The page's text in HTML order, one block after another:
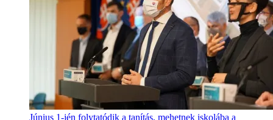
Június 1-jén folytatódik a tanítás, mehetnek iskolába a